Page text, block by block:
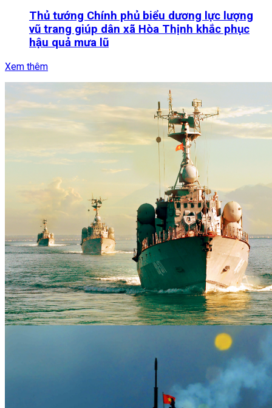
Thủ tướng Chính phủ biểu dương lực lượng
vũ trang giúp dân xã Hòa Thịnh khắc phục
hậu quả mưa lũ
Xem thêm